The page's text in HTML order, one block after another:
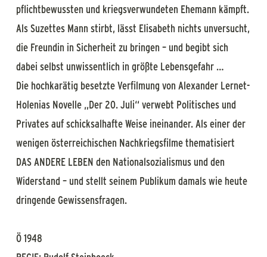
pflichtbewussten und kriegsverwundeten Ehemann kämpft.
Als Suzettes Mann stirbt, lässt Elisabeth nichts unversucht,
die Freundin in Sicherheit zu bringen – und begibt sich
dabei selbst unwissentlich in größte Lebensgefahr …
Die hochkarätig besetzte Verfilmung von Alexander Lernet-
Holenias Novelle „Der 20. Juli“ verwebt Politisches und
Privates auf schicksalhafte Weise ineinander. Als einer der
wenigen österreichischen Nachkriegsfilme thematisiert
DAS ANDERE LEBEN den Nationalsozialismus und den
Widerstand – und stellt seinem Publikum damals wie heute
dringende Gewissensfragen.
Ö 1948